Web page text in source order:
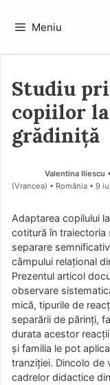
Meniu
Studiu
copiilor
grădiniță
Valentina Iliescu
(Vrancea) • România
9
Adaptarea copilului
cotitură în traiectoria
separare
câmpului relaţional
Prezentul articol
observare
mică, tipurile de
separării de părinţi,
durata acestor
şi familia le pot
tranziţiei. Dincolo de
cadrelor didactice